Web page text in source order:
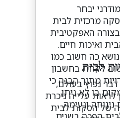
יבחר
מרכזית לבית
האפקטיבית
ואיכות חיים.
כה חשוב כמו
לקחת בחשבון
מתוך הבנה כי
בו לא ניתן
ונעימה.
לבית
נפוץ בעולם,
עלייה ניכרת
של הסקות לבית